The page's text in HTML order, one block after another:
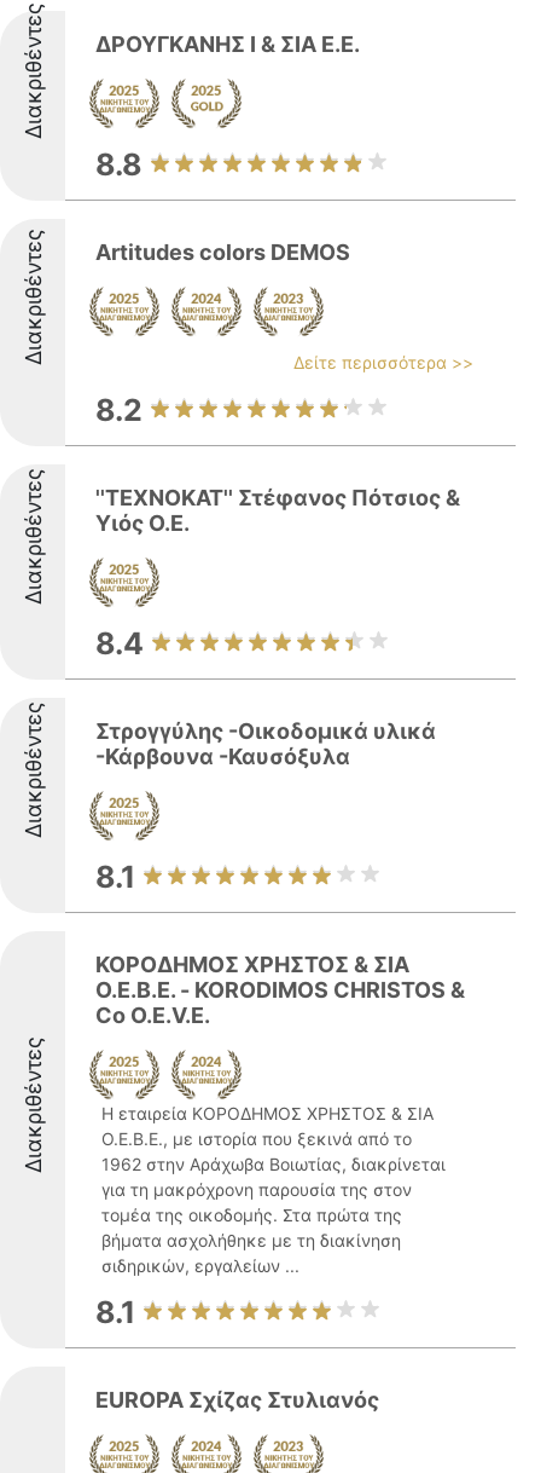
Διακριθέντες ΔΡΟΥΓΚΑΝΗΣ Ι & ΣΙΑ Ε.Ε.
8.8
Διακριθέντες Artitudes colors DEMOS
Δείτε περισσότερα >>
8.2
Διακριθέντες
''ΤΕΧΝΟΚΑΤ'' Στέφανος Πότσιος &
Υιός Ο.Ε.
8.4
Διακριθέντες
Στρογγύλης -Οικοδομικά υλικά
-Κάρβουνα -Καυσόξυλα
8.1
Διακριθέντες
ΚΟΡΟΔΗΜΟΣ ΧΡΗΣΤΟΣ & ΣΙΑ
Ο.Ε.Β.Ε. - KORODIMOS CHRISTOS &
Co O.E.V.E.
Η εταιρεία ΚΟΡΟΔΗΜΟΣ ΧΡΗΣΤΟΣ & ΣΙΑ
Ο.Ε.Β.Ε., με ιστορία που ξεκινά από το
1962 στην Αράχωβα Βοιωτίας, διακρίνεται
για τη μακρόχρονη παρουσία της στον
τομέα της οικοδομής. Στα πρώτα της
βήματα ασχολήθηκε με τη διακίνηση
σιδηρικών, εργαλείων ...
8.1
EUROPA Σχίζας Στυλιανός